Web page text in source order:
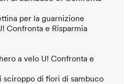
per la guarnizione
Confronta e Risparmia
a velo U! Confronta e
sciroppo di fiori di sambuco